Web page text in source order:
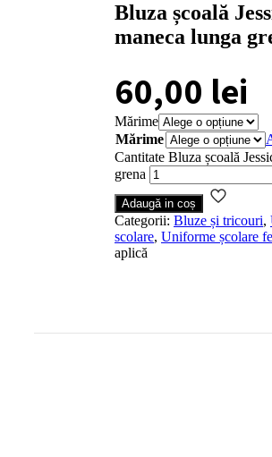
Bluza școală
maneca lunga
60,00 lei
Mărime
Mărime
Cantitate Bluza școală
grena
Adaugă in coș
Categorii: Bluze și tricouri,
scolare, Uniforme școlare
aplică